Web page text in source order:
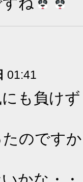
観察でき
すね。気
ﾟ*)／
07:16
。今日